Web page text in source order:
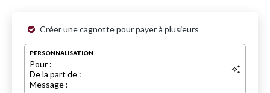
Créer une cagnotte pour payer à plusieurs
PERSONNALISATION
Pour :
De la part de :
Message :